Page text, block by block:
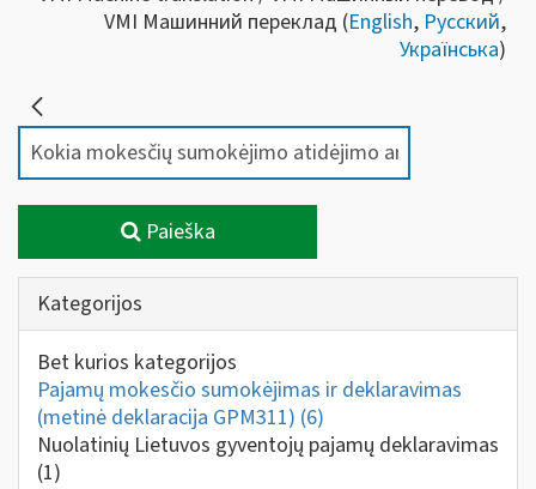
VMI Машинний переклад (English, Русский,
Українська)
Paieška
Kategorijos
Bet kurios kategorijos
Pajamų mokesčio sumokėjimas ir deklaravimas
(metinė deklaracija GPM311) (6)
Nuolatinių Lietuvos gyventojų pajamų deklaravimas
(1)